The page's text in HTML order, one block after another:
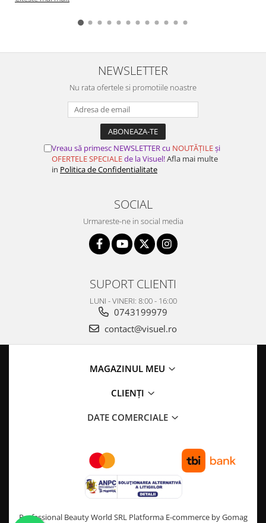
NEWSLETTER
Nu rata ofertele si promotiile noastre
Vreau să primesc NEWSLETTER cu NOUTĂȚILEși
OFERTELE SPECIALEde la Visuel!Afla mai multe
in Politica de Confidentialitate
SOCIAL
Urmareste-ne in social media
SUPORT CLIENTI
LUNI - VINERI: 8:00 - 16:00
0743199979
contact@visuel.ro
MAGAZINUL MEU
CLIENȚI
DATE COMERCIALE
Professional Beauty World SRL Platforma E-commerce by Gomag